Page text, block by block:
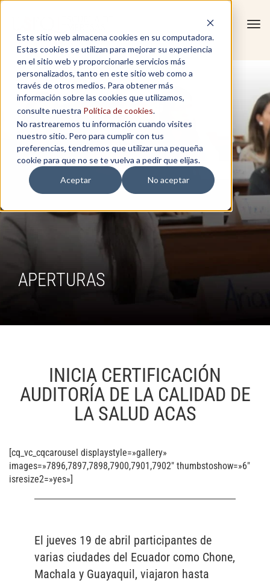
Este sitio web almacena cookies en su computadora.
Estas cookies se utilizan para mejorar su experiencia
en el sitio web y proporcionarle servicios más
personalizados, tanto en este sitio web como a
través de otros medios. Para obtener más
información sobre las cookies que utilizamos,
consulte nuestra Política de cookies.
No rastrearemos tu información cuando visites
nuestro sitio. Pero para cumplir con tus
preferencias, tendremos que utilizar una pequeña
cookie para que no se te vuelva a pedir que elijas.
Aceptar
No aceptar
APERTURAS
INICIA CERTIFICACIÓN
AUDITORÍA DE LA CALIDAD DE
LA SALUD ACAS
[cq_vc_cqcarousel displaystyle=»gallery»
images=»7896,7897,7898,7900,7901,7902″ thumbstoshow=»6″
isresize2=»yes»]
El jueves 19 de abril participantes de
varias ciudades del Ecuador como Chone,
Machala y Guayaquil, viajaron hasta